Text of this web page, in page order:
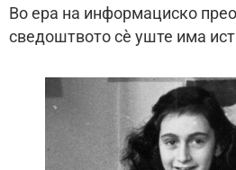
Во ера на информациско
сведоштвото сè уште има